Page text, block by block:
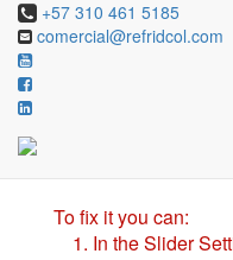
+57 310 461 5185
comercial@refridcol.com
This includes
To fix it you can:
1. In the Slider